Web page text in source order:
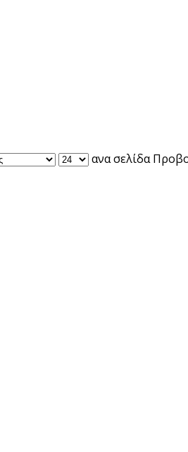
ανα σελίδα